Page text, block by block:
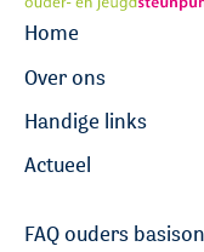
Home
Over ons
Handige links
Actueel
FAQ ouders